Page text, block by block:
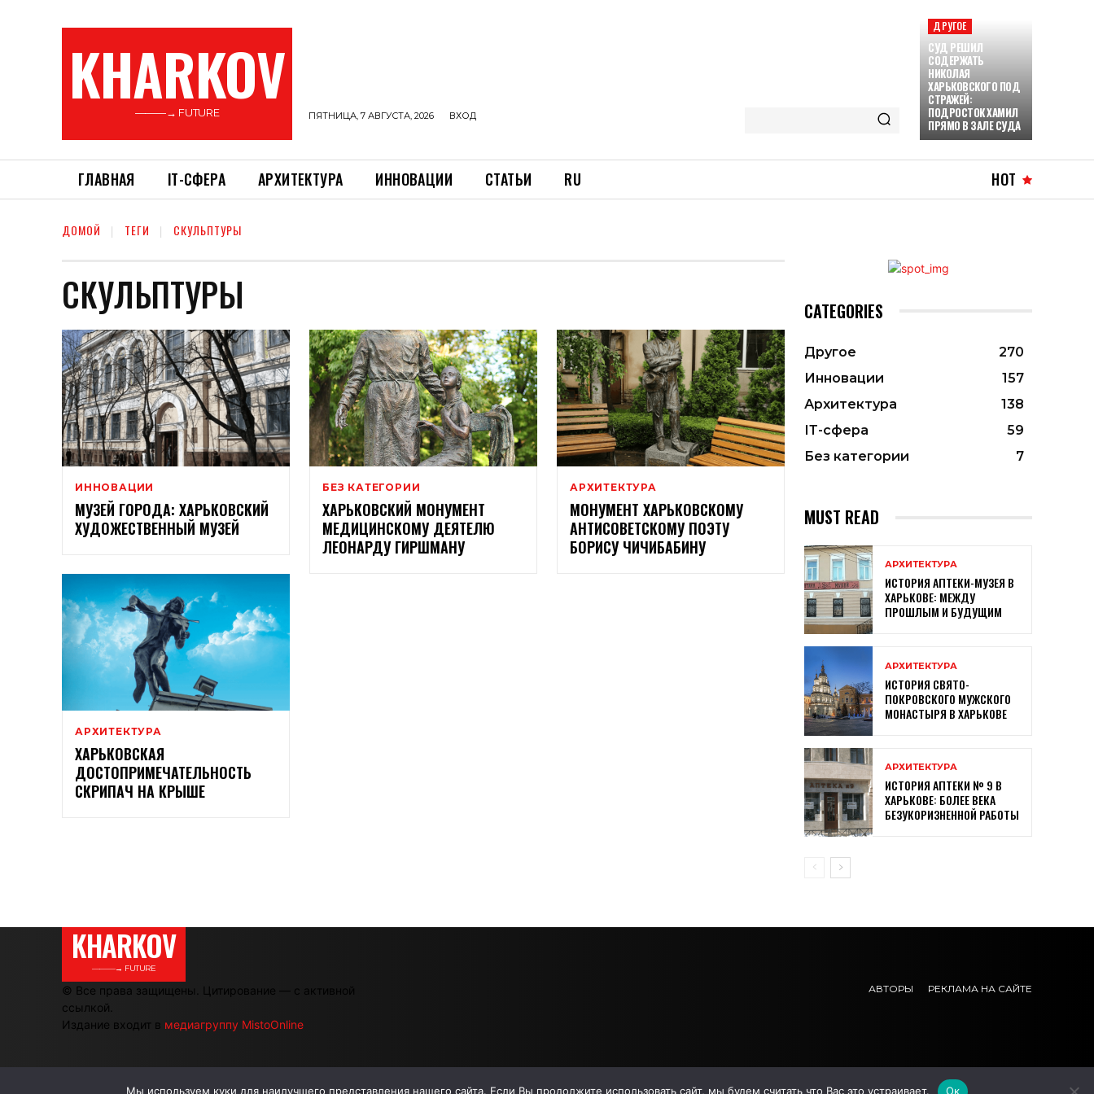
KHARKOV
———→ FUTURE ПЯТНИЦА, 7 АВГУСТА, 2026 ВХОД
ДРУГОЕ
СУД РЕШИЛ
СОДЕРЖАТЬ
НИКОЛАЯ
ХАРЬКОВСКОГО ПОД
СТРАЖЕЙ:
ПОДРОСТОК ХАМИЛ
ПРЯМО В ЗАЛЕ СУДА
ГЛАВНАЯ ІТ-СФЕРА АРХИТЕКТУРА ИННОВАЦИИ СТАТЬИ RU HOT
ДОМОЙ ТЕГИ СКУЛЬПТУРЫ
СКУЛЬПТУРЫ
ИННОВАЦИИ
МУЗЕЙ ГОРОДА: ХАРЬКОВСКИЙ
ХУДОЖЕСТВЕННЫЙ МУЗЕЙ
БЕЗ КАТЕГОРИИ
ХАРЬКОВСКИЙ МОНУМЕНТ
МЕДИЦИНСКОМУ ДЕЯТЕЛЮ
ЛЕОНАРДУ ГИРШМАНУ
АРХИТЕКТУРА
МОНУМЕНТ ХАРЬКОВСКОМУ
АНТИСОВЕТСКОМУ ПОЭТУ
БОРИСУ ЧИЧИБАБИНУ
АРХИТЕКТУРА
ХАРЬКОВСКАЯ
ДОСТОПРИМЕЧАТЕЛЬНОСТЬ
СКРИПАЧ НА КРЫШЕ
CATEGORIES
Другое
270
Инновации
157
Архитектура
138
ІТ-сфера
59
Без категории
7
MUST READ
АРХИТЕКТУРА
ИСТОРИЯ АПТЕКИ-МУЗЕЯ В
ХАРЬКОВЕ: МЕЖДУ
ПРОШЛЫМ И БУДУЩИМ
АРХИТЕКТУРА
ИСТОРИЯ СВЯТО-
ПОКРОВСКОГО МУЖСКОГО
МОНАСТЫРЯ В ХАРЬКОВЕ
АРХИТЕКТУРА
ИСТОРИЯ АПТЕКИ № 9 В
ХАРЬКОВЕ: БОЛЕЕ ВЕКА
БЕЗУКОРИЗНЕННОЙ РАБОТЫ
KHARKOV
———→ FUTURE
© Все права защищены. Цитирование — с активной
ссылкой.
Издание входит в медиагруппу MistoOnline
АВТОРЫ РЕКЛАМА НА САЙТЕ
Мы используем куки для наилучшего представления нашего сайта. Если Вы продолжите использовать сайт, мы будем считать что Вас это устраивает. Ок